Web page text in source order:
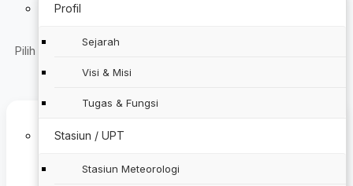
Profil
Sejarah
Visi & Misi
Tugas & Fungsi
Stasiun / UPT
Stasiun Meteorologi
Pilih unit kerja di bawah ini untuk mengakses layanan spesifik